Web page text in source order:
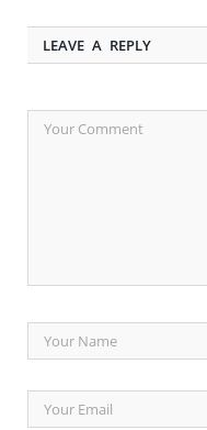
LEAVE A REPLY